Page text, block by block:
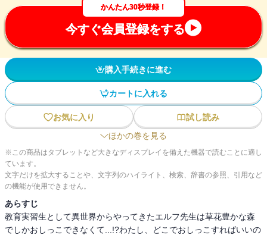
かんたん30秒登録！
今すぐ会員登録をする
購入手続きに進む
カートに入れる
お気に入り
試し読み
ほかの巻を見る
※この商品はタブレットなど大きなディスプレイを備えた機器で読むことに適し
ています。
文字だけを拡大することや、文字列のハイライト、検索、辞書の参照、引用など
の機能が使用できません。
あらすじ
教育実習生として異世界からやってきたエルフ先生は草花豊かな森
でしかおしっこできなくて...!?わたし、どこでおしっこすればいいの